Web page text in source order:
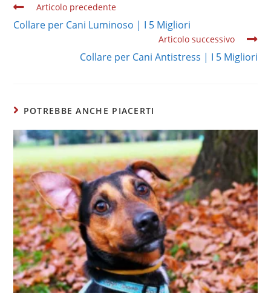
Leggi
altri
articoli
Articolo precedente
Collare per Cani Luminoso | I 5 Migliori
Articolo successivo
Collare per Cani Antistress | I 5 Migliori
POTREBBE ANCHE PIACERTI